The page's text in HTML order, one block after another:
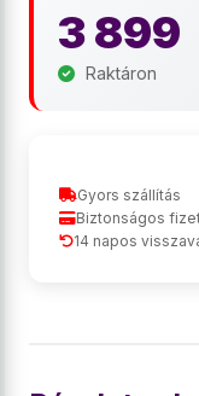
3 899
Raktáron
Gyors szállítás
Biztonságos
14 napos